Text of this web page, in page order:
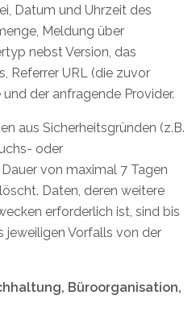
Datum und Uhrzeit des
Meldung über
nebst Version, das
Referrer URL (die zuvor
der anfragende Provider.
aus Sicherheitsgründen (z.B.
oder
von maximal 7 Tagen
Daten, deren weitere
erforderlich ist, sind bis
jeweiligen Vorfalls von der
Büroorganisation,